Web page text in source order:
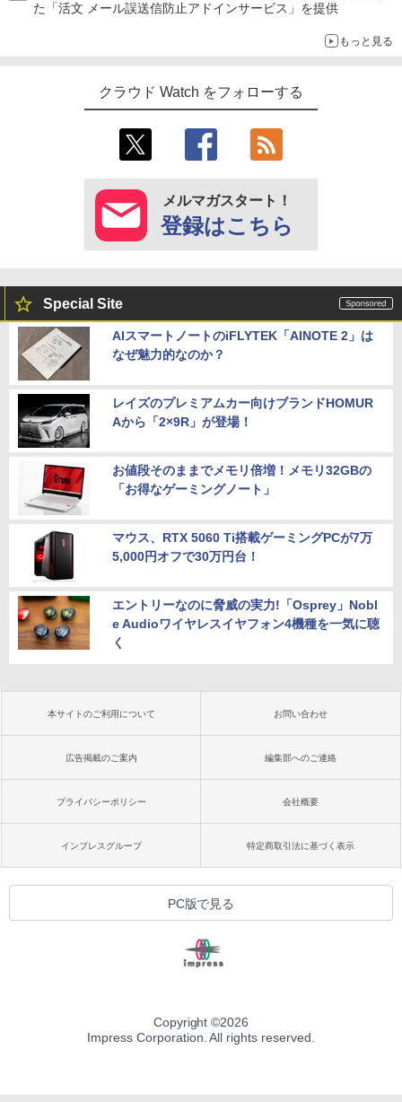
た「活文 メール誤送信防止アドインサービス」を提供
もっと見る
クラウド Watch をフォローする
メルマガスタート！
登録はこちら
Special Site
AIスマートノートのiFLYTEK「AINOTE 2」は
なぜ魅力的なのか？
レイズのプレミアムカー向けブランドHOMUR
Aから「2×9R」が登場！
お値段そのままでメモリ倍増！メモリ32GBの
「お得なゲーミングノート」
マウス、RTX 5060 Ti搭載ゲーミングPCが7万
5,000円オフで30万円台！
エントリーなのに脅威の実力!「Osprey」Nobl
e Audioワイヤレスイヤフォン4機種を一気に聴
く
本サイトのご利用について お問い合わせ
広告掲載のご案内 編集部へのご連絡
プライバシーポリシー 会社概要
インプレスグループ 特定商取引法に基づく表示
PC版で見る
Copyright ©2026
Impress Corporation. All rights reserved.